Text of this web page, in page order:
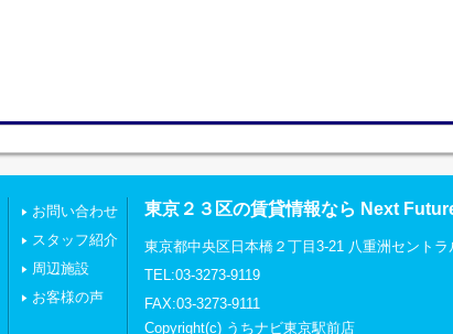
お問い合わせ
スタッフ紹介
周辺施設
お客様の声
東京２３区の賃貸情報なら Next
東京都中央区日本橋２丁目3-21 八重洲セントラ
TEL:03-3273-9119
FAX:03-3273-9111
Copyright(c) うちナビ東京駅前店